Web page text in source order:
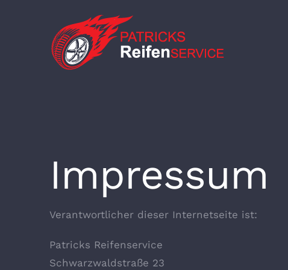
Impressum
Verantwortlicher dieser Internetseite ist:
Patricks Reifenservice
Schwarzwaldstraße 23